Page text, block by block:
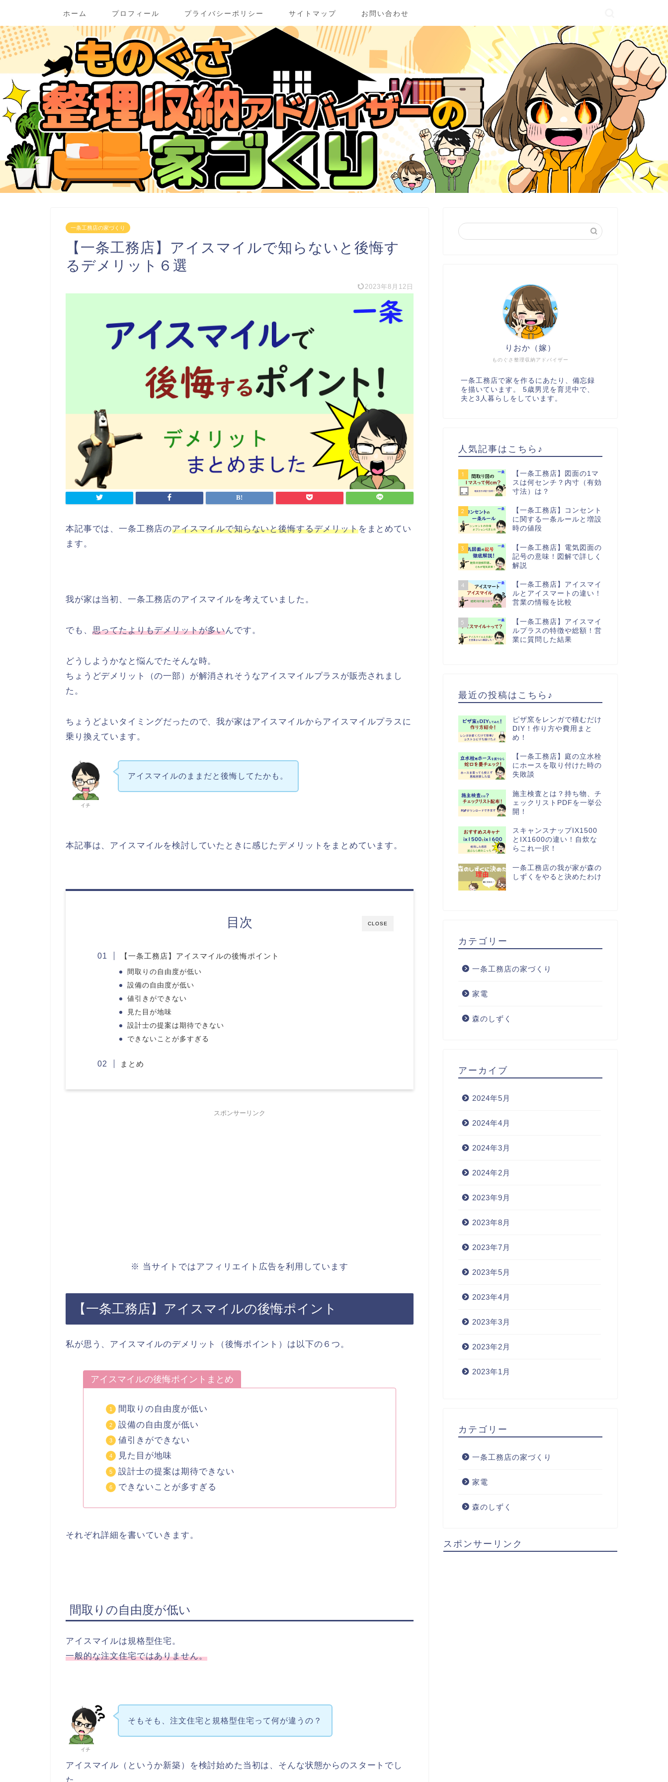
ホーム プロフィール プライバシーポリシー サイトマップ お問い合わせ
一条工務店の家づくり
【一条工務店】アイスマイルで知らないと後悔す
るデメリット６選
2023年8月12日
本記事では、一条工務店のアイスマイルで知らないと後悔するデメリットをまとめてい
ます。
我が家は当初、一条工務店のアイスマイルを考えていました。
でも、 思ってたよりもデメリットが多いんです。
どうしようかなと悩んでたそんな時。
ちょうどデメリット（の一部）が解消されそうなアイスマイルプラスが販売されまし
た。
ちょうどよいタイミングだったので、我が家はアイスマイルからアイスマイルプラスに
乗り換えています。
イチ
アイスマイルのままだと後悔してたかも。
本記事は、アイスマイルを検討していたときに感じたデメリットをまとめています。
CLOSE
目次
【一条工務店】アイスマイルの後悔ポイント
間取りの自由度が低い
設備の自由度が低い
値引きができない
見た目が地味
設計士の提案は期待できない
できないことが多すぎる
まとめ
スポンサーリンク
※ 当サイトではアフィリエイト広告を利用しています
【一条工務店】アイスマイルの後悔ポイント
私が思う、アイスマイルのデメリット（後悔ポイント）は以下の６つ。
アイスマイルの後悔ポイントまとめ
間取りの自由度が低い
設備の自由度が低い
値引きができない
見た目が地味
設計士の提案は期待できない
できないことが多すぎる
それぞれ詳細を書いていきます。
間取りの自由度が低い
アイスマイルは規格型住宅。
一般的な注文住宅ではありません。
イチ
そもそも、注文住宅と規格型住宅って何が違うの？
アイスマイル（というか新築）を検討始めた当初は、そんな状態からのスタートでし
ものぐさ整理収納アドバイザー
りおか（嫁）
一条工務店で家を作るにあたり、備忘録
を描いています。 5歳男児を育児中で、
夫と3人暮らしをしています。
人気記事はこちら♪
1
【一条工務店】図面の1マ
スは何センチ？内寸（有効
寸法）は？
2
【一条工務店】コンセント
に関する一条ルールと増設
時の値段
3
【一条工務店】電気図面の
記号の意味！図解で詳しく
解説
4
【一条工務店】アイスマイ
ルとアイスマートの違い！
営業の情報を比較
5
【一条工務店】アイスマイ
ルプラスの特徴や総額！営
業に質問した結果
最近の投稿はこちら♪
ピザ窯をレンガで積むだけ
DIY！作り方や費用まと
め！
【一条工務店】庭の立水栓
にホースを取り付けた時の
失敗談
施主検査とは？持ち物、チ
ェックリストPDFを一挙公
開！
スキャンスナップIX1500
とIX1600の違い！自炊な
らこれ一択！
一条工務店の我が家が森の
しずくをやると決めたわけ
カテゴリー
一条工務店の家づくり
家電
森のしずく
アーカイブ
2024年5月
2024年4月
2024年3月
2024年2月
2023年9月
2023年8月
2023年7月
2023年5月
2023年4月
2023年3月
2023年2月
2023年1月
カテゴリー
一条工務店の家づくり
家電
森のしずく
スポンサーリンク